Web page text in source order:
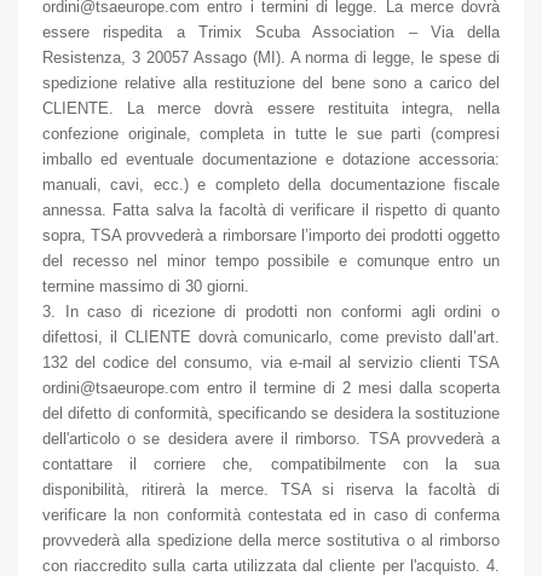
ordini@tsaeurope.com entro i termini di legge. La merce dovrà
essere rispedita a Trimix Scuba Association – Via della
Resistenza, 3 20057 Assago (MI). A norma di legge, le spese di
spedizione relative alla restituzione del bene sono a carico del
CLIENTE. La merce dovrà essere restituita integra, nella
confezione originale, completa in tutte le sue parti (compresi
imballo ed eventuale documentazione e dotazione accessoria:
manuali, cavi, ecc.) e completo della documentazione fiscale
annessa. Fatta salva la facoltà di verificare il rispetto di quanto
sopra, TSA provvederà a rimborsare l’importo dei prodotti oggetto
del recesso nel minor tempo possibile e comunque entro un
termine massimo di 30 giorni.
3. In caso di ricezione di prodotti non conformi agli ordini o
difettosi, il CLIENTE dovrà comunicarlo, come previsto dall’art.
132 del codice del consumo, via e-mail al servizio clienti TSA
ordini@tsaeurope.com entro il termine di 2 mesi dalla scoperta
del difetto di conformità, specificando se desidera la sostituzione
dell'articolo o se desidera avere il rimborso. TSA provvederà a
contattare il corriere che, compatibilmente con la sua
disponibilità, ritirerà la merce. TSA si riserva la facoltà di
verificare la non conformità contestata ed in caso di conferma
provvederà alla spedizione della merce sostitutiva o al rimborso
con riaccredito sulla carta utilizzata dal cliente per l'acquisto. 4.